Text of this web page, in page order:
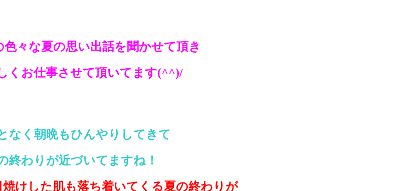
々な夏の思い出話を聞かせて頂き
くお仕事させて頂いてます(^^)/
なく朝晩もひんやりしてきて
終わりが近づいてますね！
けした肌も落ち着いてくる夏の終わりが